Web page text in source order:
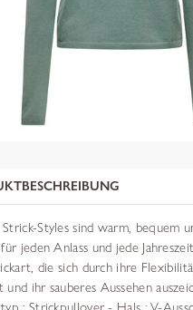
Styles sind warm, bequem
jeden Anlass und jede
die sich durch ihre
und ihr sauberes Aussehen